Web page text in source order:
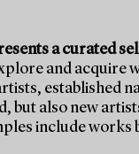
a curated
and acquire
established
also new
include works